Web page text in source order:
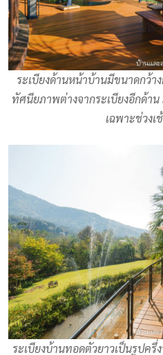
ระเบียงด้านหน้าบ้านมีขนาดกว้า
ทัศนียภาพต่างจากระเบียงอีกด้าน
เฉพาะช่วงเ
ระเบียงบ้านทอดตัวยาวเป็นรูปค